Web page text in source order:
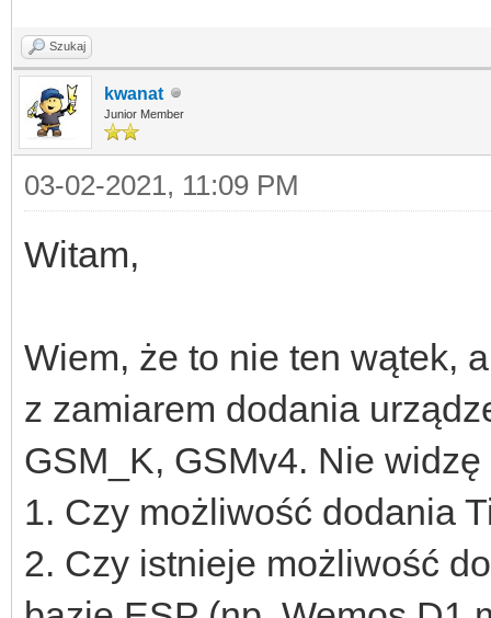
Szukaj
kwanat
Junior Member
03-02-2021, 11:09 PM
Witam,
Wiem, że to nie ten wątek,
z zamiarem dodania
GSM_K, GSMv4. Nie widzę
1. Czy możliwość dodania
2. Czy istnieje możliwość